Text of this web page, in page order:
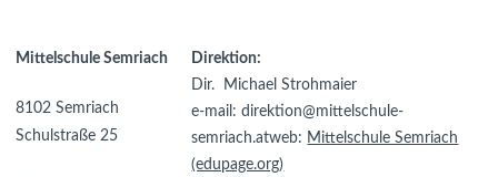
Mittelschule Semriach
8102 Semriach
Schulstraße 25
Direktion:
Dir. Michael Strohmaier
e-mail: direktion@mittelschule-
semriach.atweb: Mittelschule Semriach
(edupage.org)